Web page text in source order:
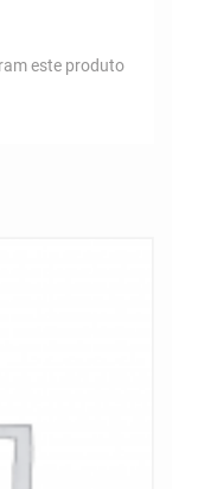
este produto